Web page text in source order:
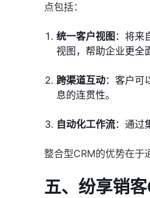
点包括：
统一客户视图 ：将来
视图，帮助企业更全
跨渠道互动：客户可
息的连贯性。
自动化工作流：通过
整合型CRM的优势在于
五、纷享销